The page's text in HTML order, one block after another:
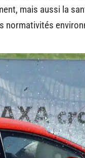
mais aussi la
normativités